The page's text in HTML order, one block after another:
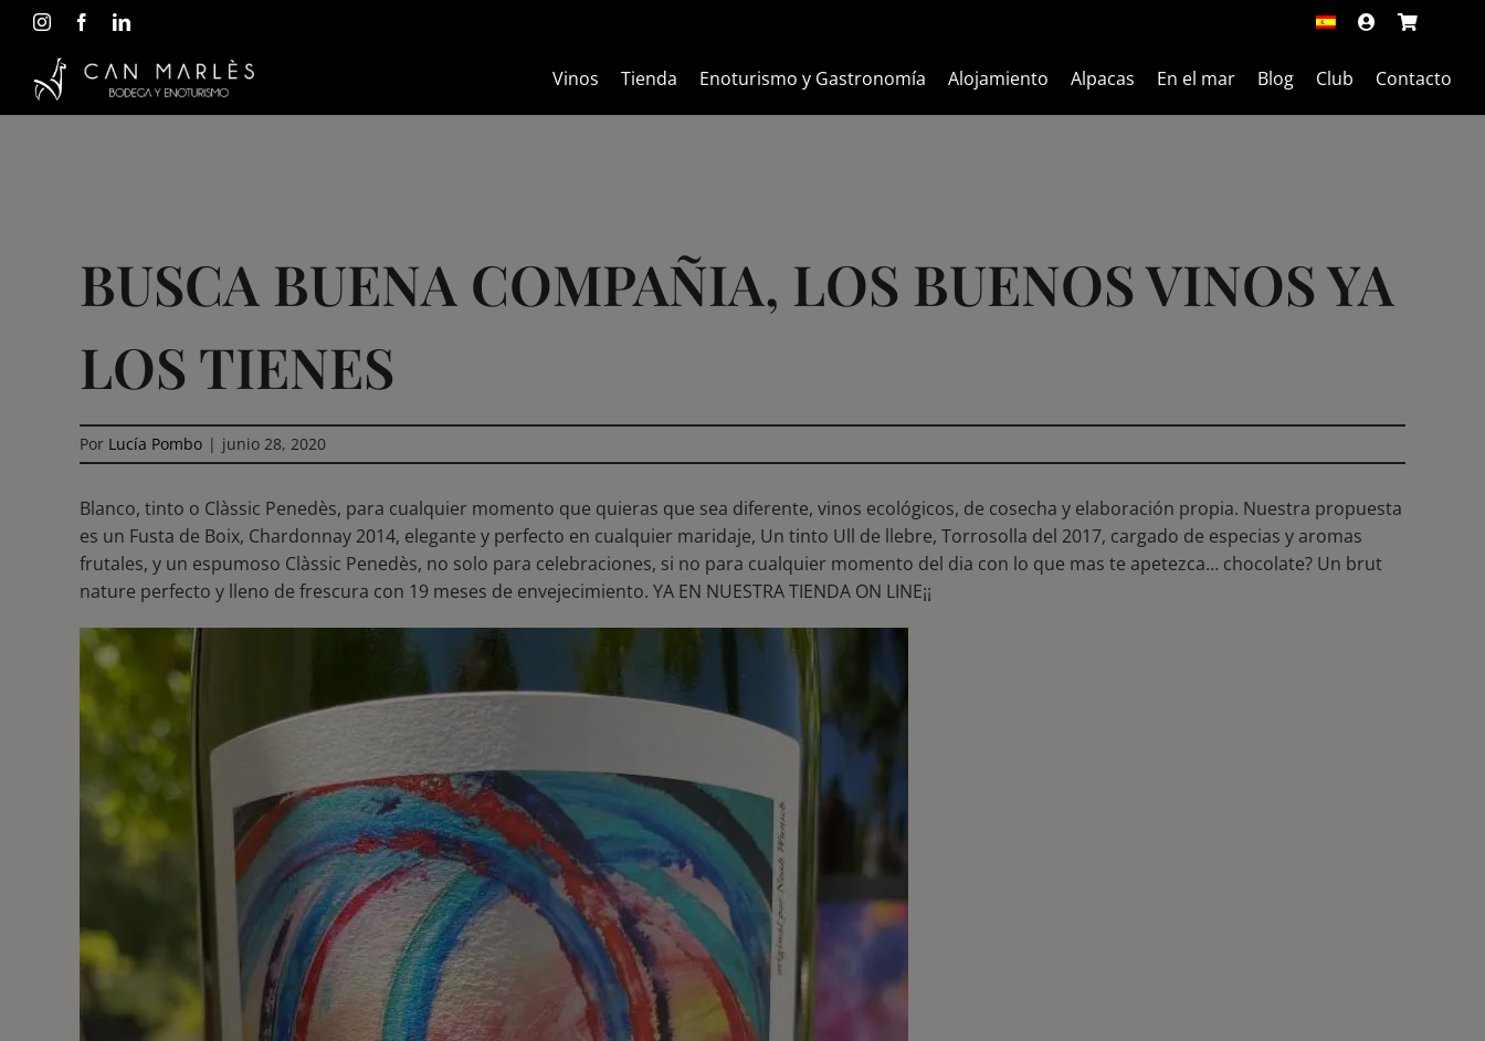
Saltar
contenido
Vinos Tienda Enoturismo y Gastronomía Alojamiento Alpacas En el mar Blog Club Contacto
Vinos Tienda Enoturismo y Gastronomía Alojamiento Alpacas En el mar Blog Club Contacto
BUSCA BUENA COMPAÑIA, LOS BUENOS VINOS YA
LOS TIENES
Por Lucía Pombo | junio 28, 2020
Blanco, tinto o Clàssic Penedès, para cualquier momento que quieras que sea diferente, vinos ecológicos, de cosecha y elaboración propia. Nuestra propuesta
es un Fusta de Boix, Chardonnay 2014, elegante y perfecto en cualquier maridaje, Un tinto Ull de llebre, Torrosolla del 2017, cargado de especias y aromas
frutales, y un espumoso Clàssic Penedès, no solo para celebraciones, si no para cualquier momento del dia con lo que mas te apetezca… chocolate? Un brut
nature perfecto y lleno de frescura con 19 meses de envejecimiento. YA EN NUESTRA TIENDA ON LINE¡¡